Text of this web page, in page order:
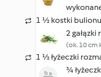
1 ½ kostki
2 gałązki
(ok. 10 cm
1 ½ łyżeczki
¾